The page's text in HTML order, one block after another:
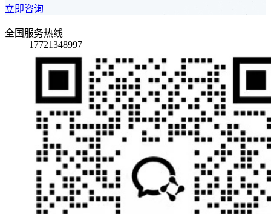
立即咨询
全国服务热线
17721348997